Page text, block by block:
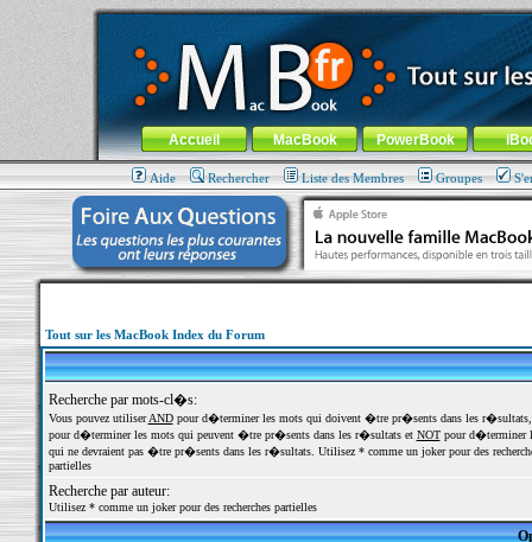
MacBook-fr.com : 100% Apple... 100% nomade !
Aller au contenu-Aller au menu général-Aller au menu de
Menu général
Accueil MacBook PowerBook
Aide Rechercher Liste des Membres Groupes
Tout sur les MacBook Index du Forum
Recherche par mots-cl�s:
Vous pouvez utiliserANDpour d�terminer les mots qui doivent �tre pr�sents dans les
pour d�terminer les mots qui peuvent �tre pr�sents dans les r�sultats et NOTpour d�terminer
qui ne devraient pas �tre pr�sents dans les r�sultats. Utilisez * comme un joker pour des
partielles
Recherche par auteur:
Utilisez * comme un joker pour des recherches partielles